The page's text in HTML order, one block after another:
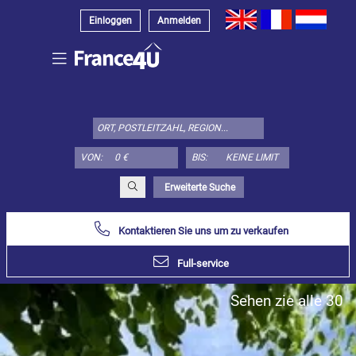
Einloggen Anmelden
VON: BIS:
Erweiterte Suche
Immobilienstyp
Duplex
Kontaktieren Sie uns um zu verkaufen
Full-service
Sehen zie alle 30